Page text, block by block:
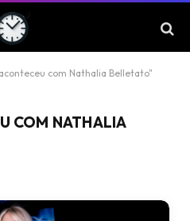
com Nathalia Belletato"
COM NATHALIA